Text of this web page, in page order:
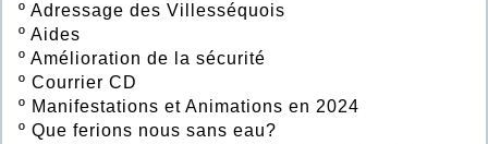
º Adressage des Villesséquois
º Aides
º Amélioration de la sécurité
º Courrier CD
º Manifestations et Animations en 2024
º Que ferions nous sans eau?